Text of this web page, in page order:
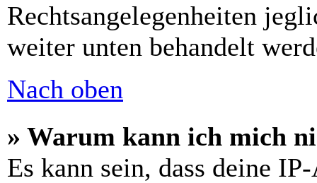
Rechtsangelegenheiten
weiter unten behandelt
Nach oben
» Warum kann ich mich
Es kann sein, dass deine